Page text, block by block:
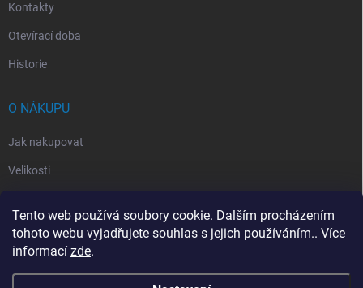
Tento web používá soubory cookie. Dalším procházením
tohoto webu vyjadřujete souhlas s jejich používáním.. Více
informací zde.
Kontakty
Otevírací doba
Historie
O NÁKUPU
Jak nakupovat
Velikosti
Vrácení, reklamace
Obchodní podmínky